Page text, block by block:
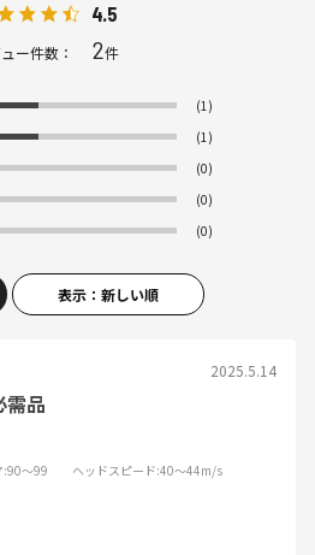
4.5
ー件数： 2件
(1)
(1)
(0)
(0)
(0)
表示：新しい順
2025.5.14
需品
:90～99 ヘッドスピード:40～44m/s